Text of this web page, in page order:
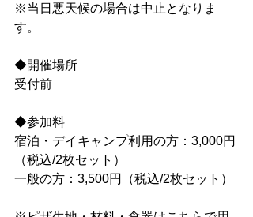
※当日悪天候の場合は中止となりま
す。
◆開催場所
受付前
◆参加料
宿泊・デイキャンプ利用の方：3,000円
（税込/2枚セット）
一般の方：3,500円（税込/2枚セット）